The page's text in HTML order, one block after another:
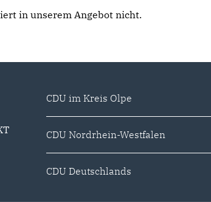
in unserem Angebot nicht.
CDU im Kreis Olpe
CDU Nordrhein-Westfalen
CDU Deutschlands